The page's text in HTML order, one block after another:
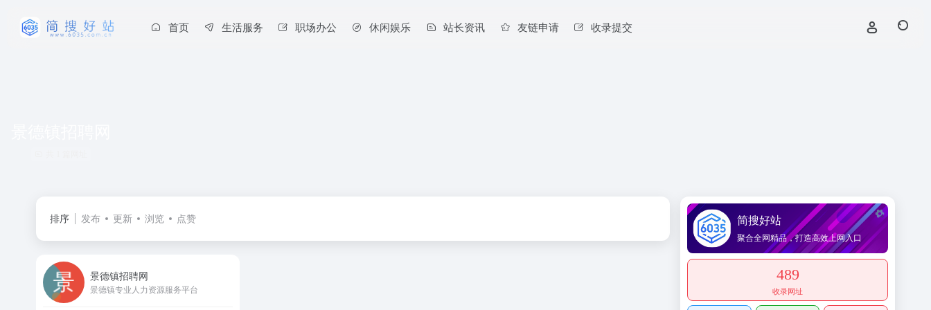
首页 生活服务 职场办公 休闲娱乐 站长资讯 友链申请 收录提交
排序 发布 更新 浏览 点赞
景德镇招聘网
景德镇专业人力资源服务平台
简搜好站
聚合全网精品，打造高效上网入口
489
收录网址